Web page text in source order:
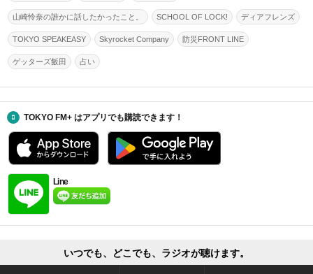
山崎怜奈の誰かに話したかったこと。 SCHOOL OF LOCK! ディアフレンズ
TOKYO SPEAKEASY Skyrocket Company 防災FRONT LINE
ゲッターズ飯田 占い
TOKYO FM+ はアプリでも購読できます！
Line
いつでも、どこでも、ラジオが聴けます。